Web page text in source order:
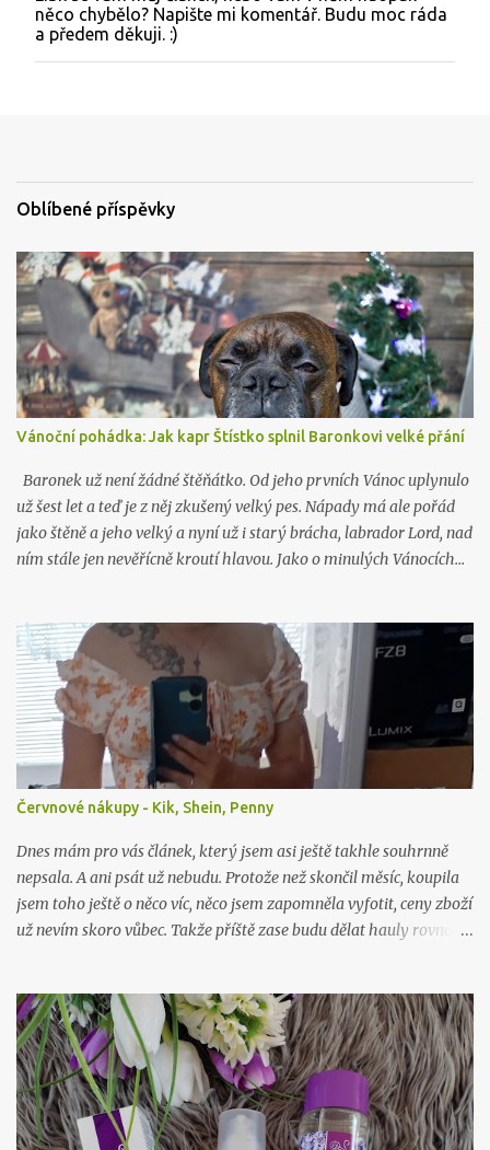
k
o
m
a
něco chybělo? Napište mi komentář. Budu moc ráda
a předem děkuji. :)
Oblíbené příspěvky
Vánoční pohádka: Jak kapr Štístko splnil Baronkovi velké přání
Baronek už není žádné štěňátko. Od jeho prvních Vánoc uplynulo
už šest let a teď je z něj zkušený velký pes. Nápady má ale pořád
jako štěně a jeho velký a nyní už i starý brácha, labrador Lord, nad
ním stále jen nevěřícně kroutí hlavou. Jako o minulých Vánocích…
Červnové nákupy - Kik, Shein, Penny
Dnes mám pro vás článek, který jsem asi ještě takhle souhrnně
nepsala. A ani psát už nebudu. Protože než skončil měsíc, koupila
jsem toho ještě o něco víc, něco jsem zapomněla vyfotit, ceny zboží
už nevím skoro vůbec. Takže příště zase budu dělat hauly rovnou